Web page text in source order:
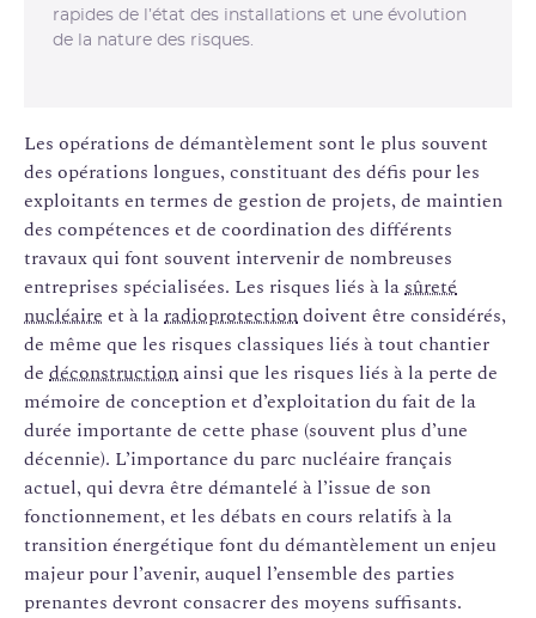
rapides de l’état des installations et une évolution
de la nature des risques.
Les opérations de démantèlement sont le plus souvent
des opérations longues, constituant des défis pour les
exploitants en termes de gestion de projets, de maintien
des compétences et de coordination des différents
travaux qui font souvent intervenir de nombreuses
entreprises spécialisées. Les risques liés à lasûreté
nucléaire et à laradioprotectiondoivent être considérés,
de même que les risques classiques liés à tout chantier
de déconstructionainsi que les risques liés à la perte de
mémoire de conception et d’exploitation du fait de la
durée importante de cette phase (souvent plus d’une
décennie). L’importance du parc nucléaire français
actuel, qui devra être démantelé à l’issue de son
fonctionnement, et les débats en cours relatifs à la
transition énergétique font du démantèlement un enjeu
majeur pour l’avenir, auquel l’ensemble des parties
prenantes devront consacrer des moyens suffisants.